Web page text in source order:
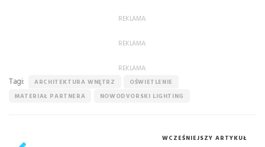
REKLAMA:
REKLAMA:
REKLAMA:
Tagi: ARCHITEKTURA WNĘTRZ
OŚWIETLENIE
MATERIAŁ PARTNERA
NOWODVORSKI LIGHTING
WCZEŚNIEJSZY ARTYKUŁ